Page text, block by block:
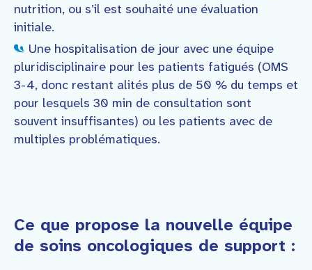
nutrition, ou s’il est souhaité une évaluation
initiale.
Une hospitalisation de jour avec une équipe
pluridisciplinaire pour les patients fatigués (OMS
3-4, donc restant alités plus de 50 % du temps et
pour lesquels 30 min de consultation sont
souvent insuffisantes) ou les patients avec de
multiples problématiques.
Ce que propose la nouvelle équipe
de soins oncologiques de support :